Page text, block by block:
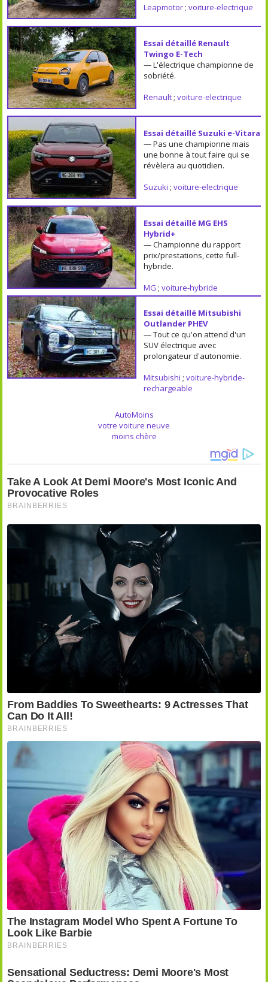
Leapmotor; voiture-electrique
Essai détaillé Renault
Twingo E-Tech
— L'électrique championne de
sobriété.
Renault; voiture-electrique
Essai détaillé Suzuki e-Vitara
— Pas une championne mais
une bonne à tout faire qui se
révèlera au quotidien.
Suzuki ; voiture-electrique
Essai détaillé MG EHS
Hybrid+
— Championne du rapport
prix/prestations, cette full-
hybride.
MG ; voiture-hybride
Essai détaillé Mitsubishi
Outlander PHEV
— Tout ce qu'on attend d'un
SUV électrique avec
prolongateur d'autonomie.
Mitsubishi ; voiture-hybride-
rechargeable
AutoMoins
votre voiture neuve
moins chère